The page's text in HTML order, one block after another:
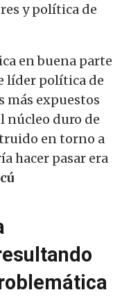
y política de
en buena parte
líder política de
más expuestos
núcleo duro de
en torno a
hacer pasar era